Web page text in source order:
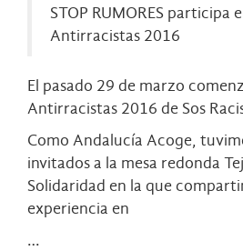
STOP RUMORES participa
Antirracistas 2016
El pasado 29 de marzo
Antirracistas 2016 de Sos
Como Andalucía Acoge,
invitados a la mesa redonda
Solidaridad en la que
experiencia en
…